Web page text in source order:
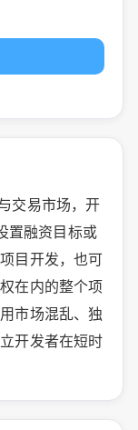
交易市场，开
置融资目标或
目开发，也可
在内的整个项
市场混乱、独
开发者在短时